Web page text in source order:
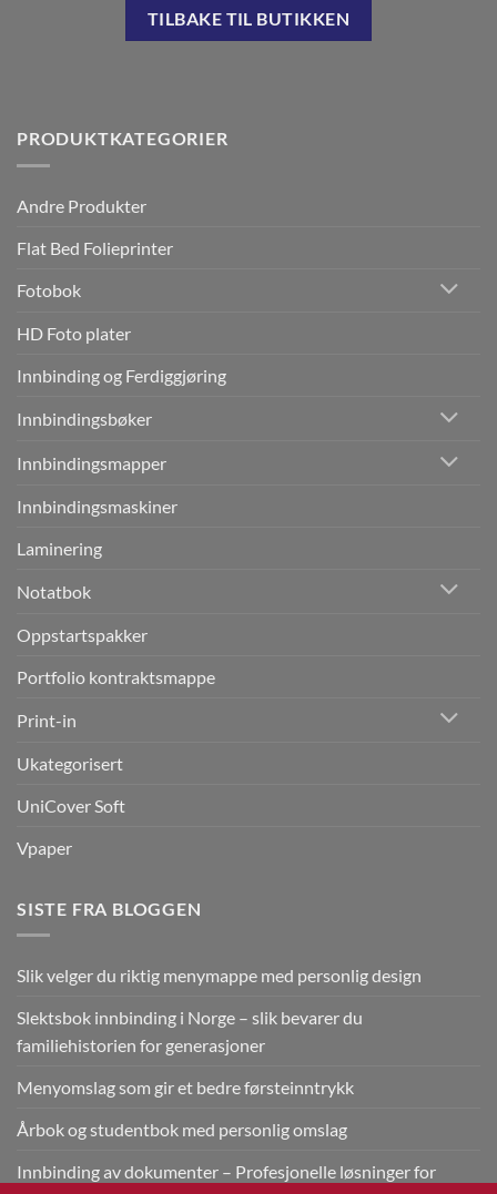
TILBAKE TIL BUTIKKEN
PRODUKTKATEGORIER
Andre Produkter
Flat Bed Folieprinter
Fotobok
HD Foto plater
Innbinding og Ferdiggjøring
Innbindingsbøker
Innbindingsmapper
Innbindingsmaskiner
Laminering
Notatbok
Oppstartspakker
Portfolio kontraktsmappe
Print-in
Ukategorisert
UniCover Soft
Vpaper
SISTE FRA BLOGGEN
Slik velger du riktig menymappe med personlig design
Slektsbok innbinding i Norge – slik bevarer du
familiehistorien for generasjoner
Menyomslag som gir et bedre førsteinntrykk
Årbok og studentbok med personlig omslag
Innbinding av dokumenter – Profesjonelle løsninger for